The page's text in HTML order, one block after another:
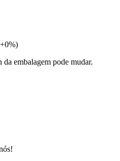
embalagem pode mudar.